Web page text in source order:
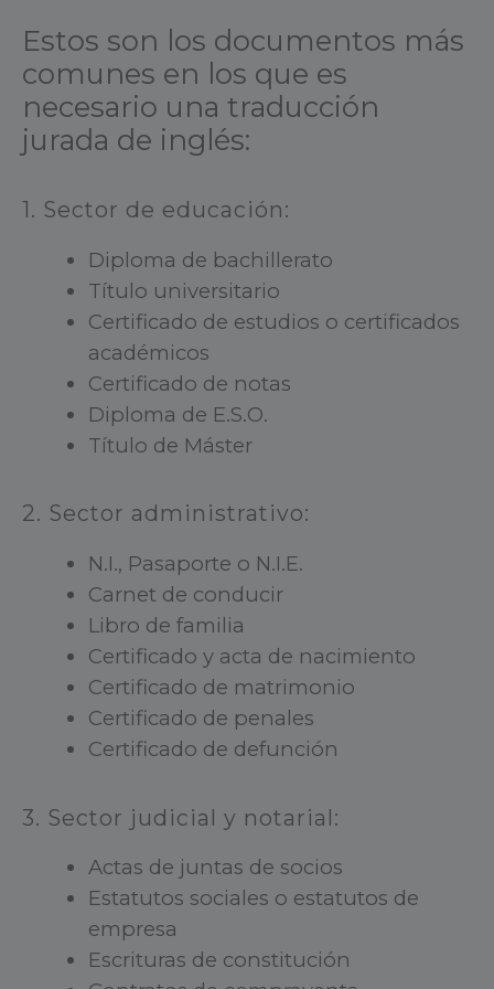
Estos son los documentos más
comunes en los que es
necesario una traducción
jurada de inglés:
1. Sector de educación:
Diploma de bachillerato
Título universitario
Certificado de estudios o certificados
académicos
Certificado de notas
Diploma de E.S.O.
Título de Máster
2. Sector administrativo:
N.I., Pasaporte o N.I.E.
Carnet de conducir
Libro de familia
Certificado y acta de nacimiento
Certificado de matrimonio
Certificado de penales
Certificado de defunción
3. Sector judicial y notarial:
Actas de juntas de socios
Estatutos sociales o estatutos de
empresa
Escrituras de constitución